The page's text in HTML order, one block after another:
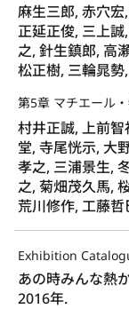
麻生三郎, 赤穴
正延正俊, 三上
之, 針生鎮郎, 高
松正樹, 三輪晁
第5章 マチエール
村井正誠, 上前
堂, 寺尾恍示, 大
孝之, 三浦景生,
之, 菊畑茂久馬,
荒川修作, 工藤哲
Exhibition
あの時みんな熱
2016年.